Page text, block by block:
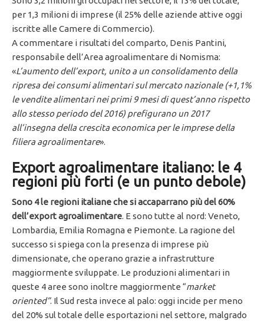
per 1,3 milioni di imprese (il 25% delle aziende attive oggi
iscritte alle Camere di Commercio).
A commentare i risultati del comparto, Denis Pantini,
responsabile dell’Area agroalimentare di Nomisma:
«L’aumento dell’export, unito a un consolidamento della
ripresa dei consumi alimentari sul mercato nazionale (+1,1%
le vendite alimentari nei primi 9 mesi di quest’anno rispetto
allo stesso periodo del 2016) prefigurano un 2017
all’insegna della crescita economica per le imprese della
filiera agroalimentare».
Export agroalimentare italiano: le 4
regioni più forti (e un punto debole)
Sono 4 le regioni italiane che si accaparrano più del 60%
dell’export agroalimentare. E sono tutte al nord: Veneto,
Lombardia, Emilia Romagna e Piemonte. La ragione del
successo si spiega con la presenza di imprese più
dimensionate, che operano grazie a infrastrutture
maggiormente sviluppate. Le produzioni alimentari in
queste 4 aree sono inoltre maggiormente “market
oriented”. Il Sud resta invece al palo: oggi incide per meno
del 20% sul totale delle esportazioni nel settore, malgrado